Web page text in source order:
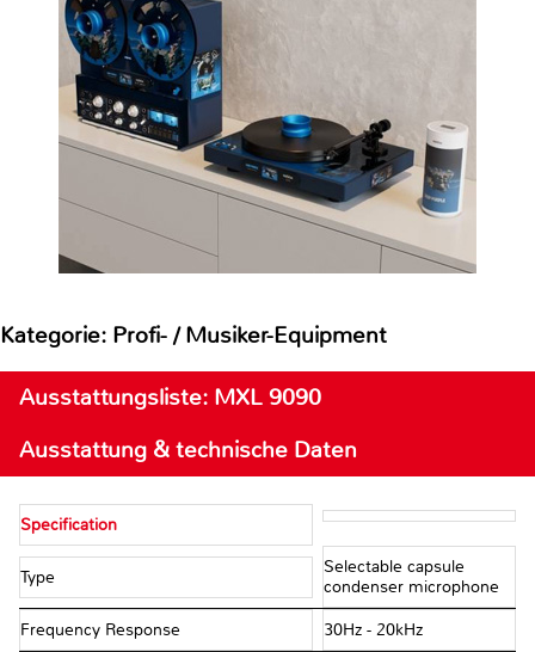
Kategorie: Profi- / Musiker-Equipment
Ausstattungsliste: MXL 9090
Ausstattung & technische Daten
Specification
Type
Selectable capsule
condenser microphone
Frequency Response 30Hz - 20kHz